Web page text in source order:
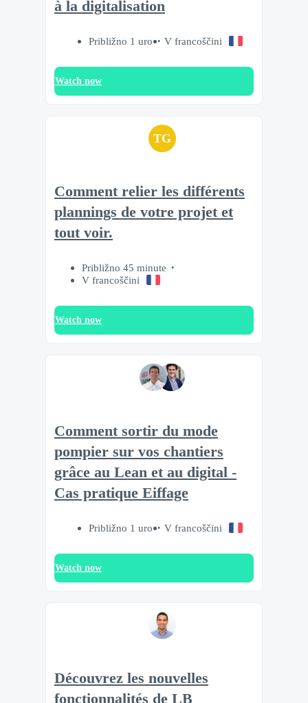
à la digitalisation
Približno 1 uro V francoščini
Watch now
TG
Comment relier les différents
plannings de votre projet et
tout voir.
Približno 45 minute
V francoščini
Watch now
Comment sortir du mode
pompier sur vos chantiers
grâce au Lean et au digital -
Cas pratique Eiffage
Približno 1 uro V francoščini
Watch now
Découvrez les nouvelles
fonctionnalités de LB